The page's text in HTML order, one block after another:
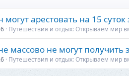
:
могут арестовать на 15
Путешествия и отдых: Открываем мир
массово не могут получить
Путешествия и отдых: Открываем мир